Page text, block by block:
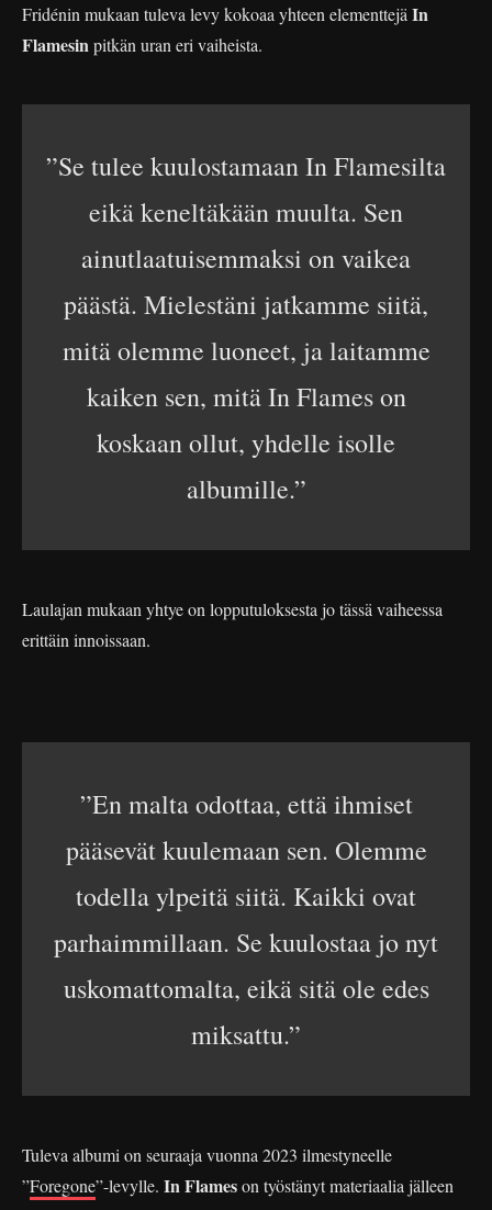
Fridénin mukaan tuleva levy kokoaa yhteen elementtejä In
Flamesinpitkän uran eri vaiheista.
”Se tulee kuulostamaan In Flamesilta
eikä keneltäkään muulta. Sen
ainutlaatuisemmaksi on vaikea
päästä. Mielestäni jatkamme siitä,
mitä olemme luoneet, ja laitamme
kaiken sen, mitä In Flames on
koskaan ollut, yhdelle isolle
albumille.”
Laulajan mukaan yhtye on lopputuloksesta jo tässä vaiheessa
erittäin innoissaan.
”En malta odottaa, että ihmiset
pääsevät kuulemaan sen. Olemme
todella ylpeitä siitä. Kaikki ovat
parhaimmillaan. Se kuulostaa jo nyt
uskomattomalta, eikä sitä ole edes
miksattu.”
Tuleva albumi on seuraaja vuonna 2023 ilmestyneelle
”Foregone”-levylle. In Flameson työstänyt materiaalia jälleen